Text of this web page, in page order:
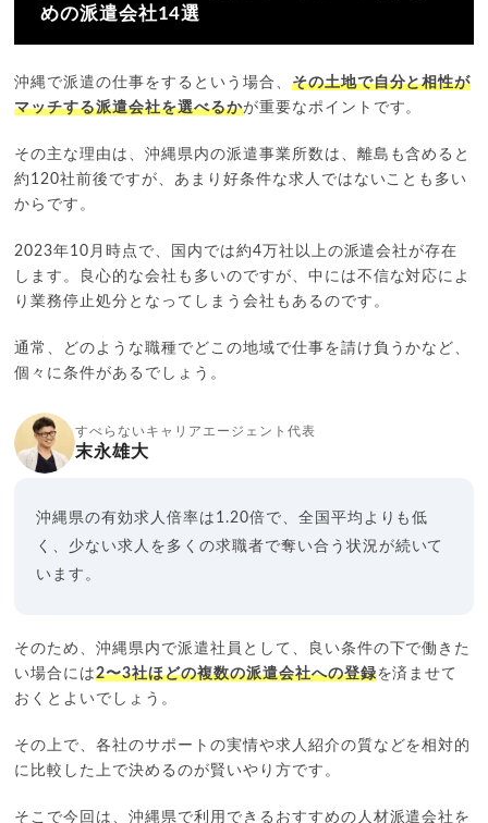
めの派遣会社14選
沖縄で派遣の仕事をするという場合、 その土地で自分と相性が
マッチする派遣会社を選べるかが重要なポイントです。
その主な理由は、沖縄県内の派遣事業所数は、離島も含めると
約120社前後ですが、あまり好条件な求人ではないことも多い
からです。
2023年10月時点で、国内では約4万社以上の派遣会社が存在
します。良心的な会社も多いのですが、中には不信な対応によ
り業務停止処分となってしまう会社もあるのです。
通常、どのような職種でどこの地域で仕事を請け負うかなど、
個々に条件があるでしょう。
すべらないキャリアエージェント代表
末永雄大
沖縄県の有効求人倍率は1.20倍で、全国平均よりも低
く、少ない求人を多くの求職者で奪い合う状況が続いて
います。
そのため、沖縄県内で派遣社員として、良い条件の下で働きた
い場合には2〜3社ほどの複数の派遣会社への登録を済ませて
おくとよいでしょう。
その上で、各社のサポートの実情や求人紹介の質などを相対的
に比較した上で決めるのが賢いやり方です。
そこで今回は、沖縄県で利用できるおすすめの人材派遣会社を